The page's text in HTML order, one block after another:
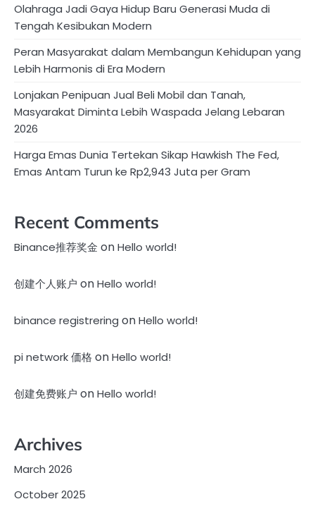
Olahraga Jadi Gaya Hidup Baru Generasi Muda di
Tengah Kesibukan Modern
Peran Masyarakat dalam Membangun Kehidupan yang
Lebih Harmonis di Era Modern
Lonjakan Penipuan Jual Beli Mobil dan Tanah,
Masyarakat Diminta Lebih Waspada Jelang Lebaran
2026
Harga Emas Dunia Tertekan Sikap Hawkish The Fed,
Emas Antam Turun ke Rp2,943 Juta per Gram
Recent Comments
Binance推荐奖金 onHello world!
创建个人账户 onHello world!
binance registrering onHello world!
pi network 価格 onHello world!
创建免费账户 onHello world!
Archives
March 2026
October 2025